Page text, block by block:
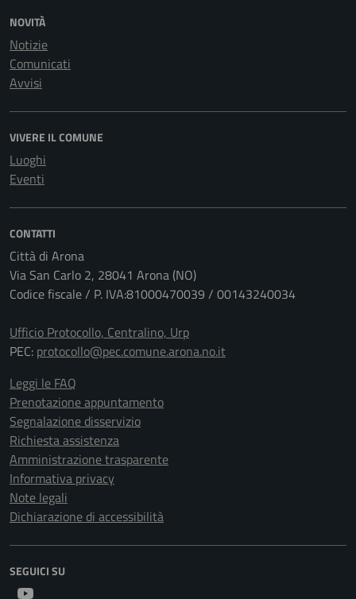
NOVITÀ
Notizie
Comunicati
Avvisi
VIVERE IL COMUNE
Luoghi
Eventi
CONTATTI
Città di Arona
Via San Carlo 2, 28041 Arona (NO)
Codice fiscale / P. IVA:81000470039 / 00143240034
Ufficio Protocollo, Centralino, Urp
PEC: protocollo@pec.comune.arona.no.it
Leggi le FAQ
Prenotazione appuntamento
Segnalazione disservizio
Richiesta assistenza
Amministrazione trasparente
Informativa privacy
Note legali
Dichiarazione di accessibilità
SEGUICI SU